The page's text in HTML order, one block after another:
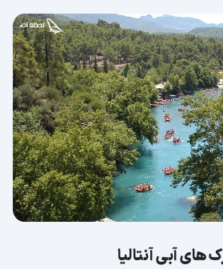
های آبی آنتالیا